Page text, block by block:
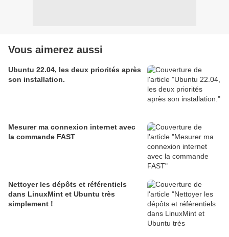
Vous aimerez aussi
Ubuntu 22.04, les deux priorités après
son installation.
Mesurer ma connexion internet avec
la commande FAST
Nettoyer les dépôts et référentiels
dans LinuxMint et Ubuntu très
simplement !